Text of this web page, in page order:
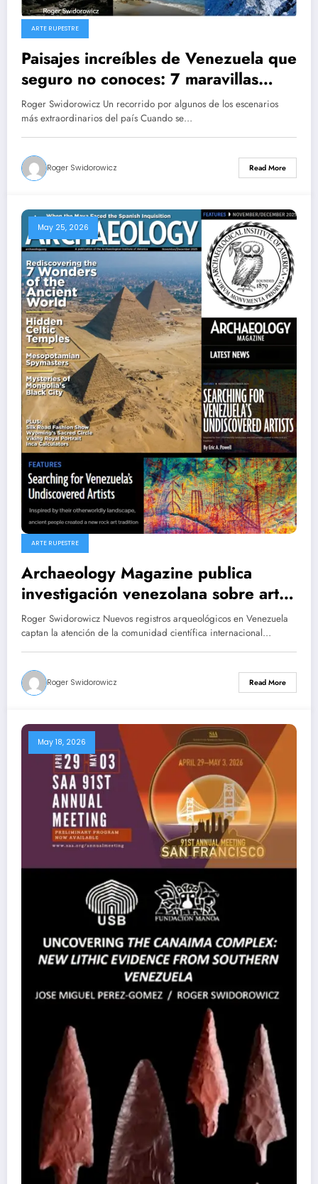
ARTE RUPESTRE
Paisajes increíbles de Venezuela que
seguro no conoces: 7 maravillas
naturales
Roger Swidorowicz Un recorrido por algunos de los escenarios
más extraordinarios del país Cuando se…
Roger Swidorowicz Read More
May 25, 2026
ARTE RUPESTRE
Archaeology Magazine publica
investigación venezolana sobre arte
rupestre en Canaima
Roger Swidorowicz Nuevos registros arqueológicos en Venezuela
captan la atención de la comunidad científica internacional…
Roger Swidorowicz Read More
May 18, 2026